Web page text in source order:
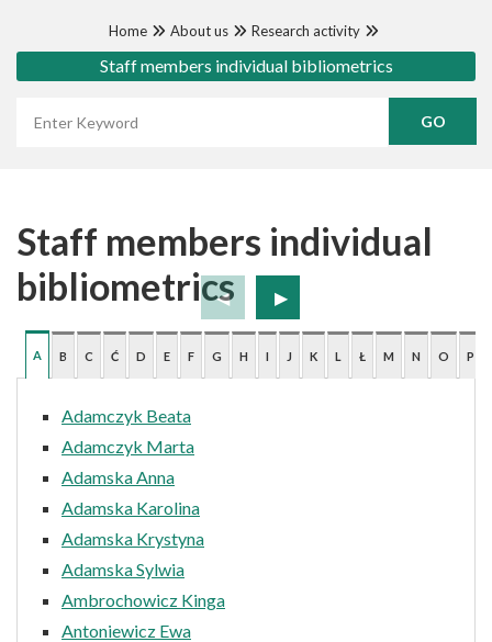
Home About us Research activity
Staff members individual bibliometrics
Staff members individual
bibliometrics
A B C Ć D E F G H I J K L Ł M N O P
Adamczyk Beata
Adamczyk Marta
Adamska Anna
Adamska Karolina
Adamska Krystyna
Adamska Sylwia
Ambrochowicz Kinga
Antoniewicz Ewa